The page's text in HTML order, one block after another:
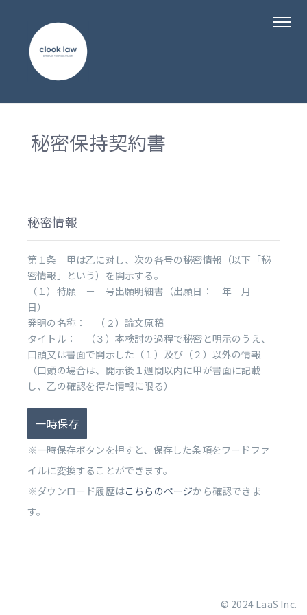
秘密保持契約書
秘密情報
第１条 甲は乙に対し、次の各号の秘密情報（以下「秘
密情報」という）を開示する。
（１）特願 － 号出願明細書（出願日： 年 月
日）
発明の名称： （２）論文原稿
タイトル： （３）本検討の過程で秘密と明示のうえ、
口頭又は書面で開示した（１）及び（２）以外の情報
（口頭の場合は、開示後１週間以内に甲が書面に記載
し、乙の確認を得た情報に限る）
一時保存
※一時保存ボタンを押すと、保存した条項をワードファ
イルに変換することができます。
※ダウンロード履歴はこちらのページから確認できま
す。
© 2024 LaaS Inc.